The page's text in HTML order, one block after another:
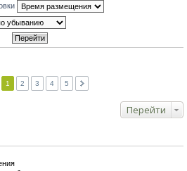
1 2 3 4 5
Перейти